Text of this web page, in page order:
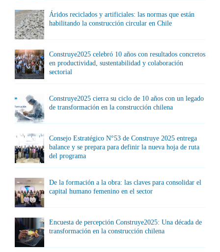
Áridos reciclados y artificiales: las normas que están
habilitando la construcción circular en Chile
Construye2025 celebró 10 años con resultados concretos
en productividad, sustentabilidad y colaboración
sectorial
Construye2025 cierra su ciclo de 10 años con un legado
de transformación en la construcción chilena
Consejo Estratégico N°53 de Construye 2025 entrega
balance y se prepara para definir la nueva hoja de ruta
del programa
De la formación a la obra: las claves para consolidar el
capital humano femenino en el sector
Encuesta de percepción Construye2025: Una década de
transformación en la construcción chilena